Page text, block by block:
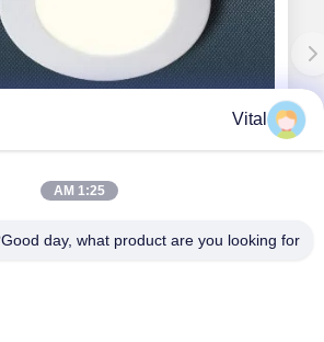
بهترین قیمت رو بدست بیار
Vital
1:25 AM
Good day, what product are you looking for?